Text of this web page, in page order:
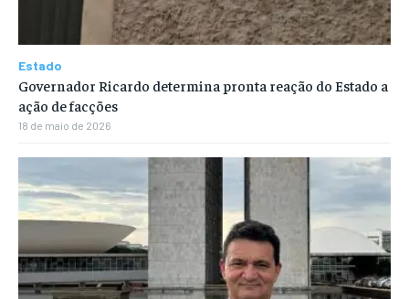
Estado
Governador Ricardo determina pronta reação do Estado a
ação de facções
18 de maio de 2026